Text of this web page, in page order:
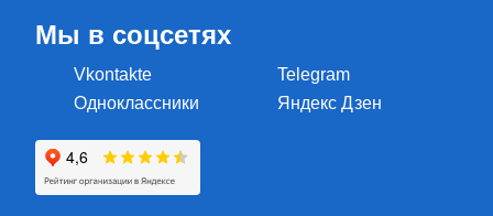
Мы в соцсетях
Vkontakte
Telegram
Одноклассники
Яндекс Дзен